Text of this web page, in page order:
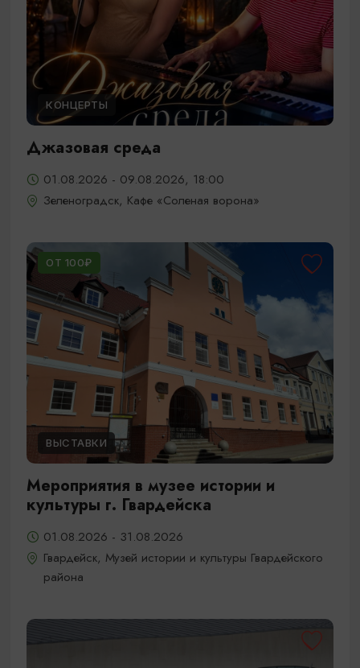
КОНЦЕРТЫ
Джазовая среда
01.08.2026 - 09.08.2026, 18:00
Зеленоградск, Кафе «Соленая ворона»
ОТ 100₽
ВЫСТАВКИ
Мероприятия в музее истории и
культуры г. Гвардейска
01.08.2026 - 31.08.2026
Гвардейск, Музей истории и культуры Гвардейского
района